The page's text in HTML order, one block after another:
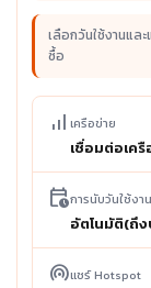
เลือกวันใช้งานแ
ซื้อ
signal_cellular_alt เครือข่าย
เชื่อมต่อเค
calendar_clockการนับวันใช้งาน
อัตโนมัติ(ถึง
wifi_tetheringแชร์ Hotspot